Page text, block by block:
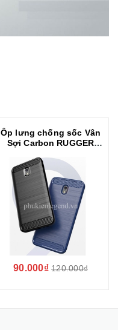
Ốp lưng chống sốc Vân
Sợi Carbon RUGGER
Redmi 8A
90.000₫ 120.000₫